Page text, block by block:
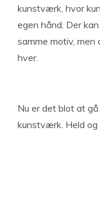
kunstværk, hvor
egen hånd. Der
samme motiv, men
hver.
Nu er det blot at
kunstværk. Held og